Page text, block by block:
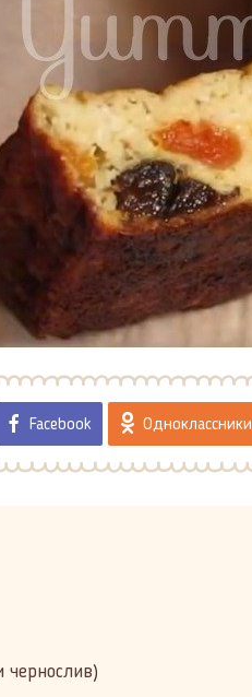
Facebook Одноклассники
чернослив)